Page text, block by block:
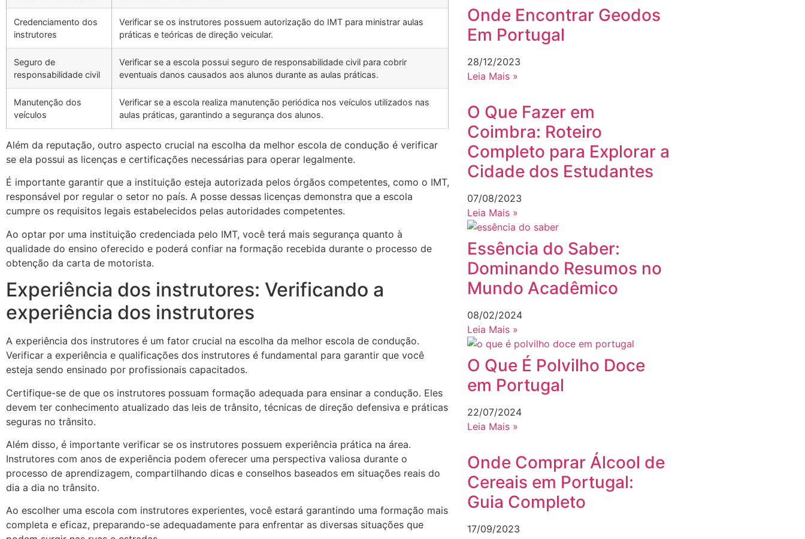
Credenciamento dos
instrutores
Verificar se os instrutores possuem autorização do IMT para ministrar aulas
práticas e teóricas de direção veicular.
Seguro de
responsabilidade civil
Verificar se a escola possui seguro de responsabilidade civil para cobrir
eventuais danos causados aos alunos durante as aulas práticas.
Manutenção dos
veículos
Verificar se a escola realiza manutenção periódica nos veículos utilizados nas
aulas práticas, garantindo a segurança dos alunos.
Além da reputação, outro aspecto crucial na escolha da melhor escola de condução é verificar
se ela possui as licenças e certificações necessárias para operar legalmente.
É importante garantir que a instituição esteja autorizada pelos órgãos competentes, como o IMT,
responsável por regular o setor no país. A posse dessas licenças demonstra que a escola
cumpre os requisitos legais estabelecidos pelas autoridades competentes.
Ao optar por uma instituição credenciada pelo IMT, você terá mais segurança quanto à
qualidade do ensino oferecido e poderá confiar na formação recebida durante o processo de
obtenção da carta de motorista.
Experiência dos instrutores: Verificando a
experiência dos instrutores
A experiência dos instrutores é um fator crucial na escolha da melhor escola de condução.
Verificar a experiência e qualificações dos instrutores é fundamental para garantir que você
esteja sendo ensinado por profissionais capacitados.
Certifique-se de que os instrutores possuam formação adequada para ensinar a condução. Eles
devem ter conhecimento atualizado das leis de trânsito, técnicas de direção defensiva e práticas
seguras no trânsito.
Além disso, é importante verificar se os instrutores possuem experiência prática na área.
Instrutores com anos de experiência podem oferecer uma perspectiva valiosa durante o
processo de aprendizagem, compartilhando dicas e conselhos baseados em situações reais do
dia a dia no trânsito.
Ao escolher uma escola com instrutores experientes, você estará garantindo uma formação mais
completa e eficaz, preparando-se adequadamente para enfrentar as diversas situações que
Onde Encontrar Geodos
Em Portugal
28/12/2023
Leia Mais »
O Que Fazer em
Coimbra: Roteiro
Completo para Explorar a
Cidade dos Estudantes
07/08/2023
Leia Mais »
Essência do Saber:
Dominando Resumos no
Mundo Acadêmico
08/02/2024
Leia Mais »
O Que É Polvilho Doce
em Portugal
22/07/2024
Leia Mais »
Onde Comprar Álcool de
Cereais em Portugal:
Guia Completo
17/09/2023